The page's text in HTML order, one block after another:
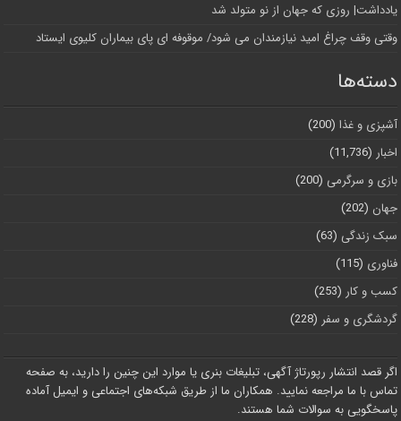
یادداشت| روزی که جهان از نو متولد شد
وقتی وقف چراغ امید نیازمندان می شود/ موقوفه ای پای بیماران کلیوی ایستاد
دسته‌ها
آشپزی و غذا (200)
اخبار (11,736)
بازی و سرگرمی (200)
جهان (202)
سبک زندگی (63)
فناوری (115)
کسب و کار (253)
گردشگری و سفر (228)
اگر قصد انتشار رپورتاژ آگهی، تبلیغات بنری یا موارد این چنین را دارید، به صفحه
تماس با ما مراجعه نمایید. همکاران ما از طریق شبکه‌های اجتماعی و ایمیل آماده
پاسخگویی به سوالات شما هستند.